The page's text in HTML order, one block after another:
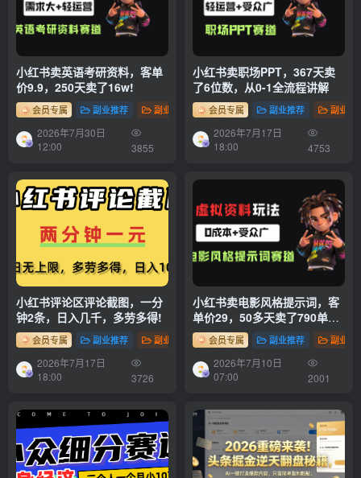
小红书卖英语考研资料，客单
价9.9，250天卖了16w!
会员专属 副业推荐 副业项目
2026年7月30日
12:00
3855
小红书卖职场PPT，367天卖
了6位数，从0-1全流程讲解
会员专属 副业推荐 副业项
2026年7月17日
18:00
4753
小红书评论区评论截图，一分
钟2条，日入几千，多劳多得!
会员专属 副业推荐 副业项目
2026年7月17日
18:00
3726
小红书卖电影风格提示词，客
单价29，50多天卖了790单，
小白直接抄作业！
会员专属 副业推荐 副业项
2026年7月10日
07:00
2001